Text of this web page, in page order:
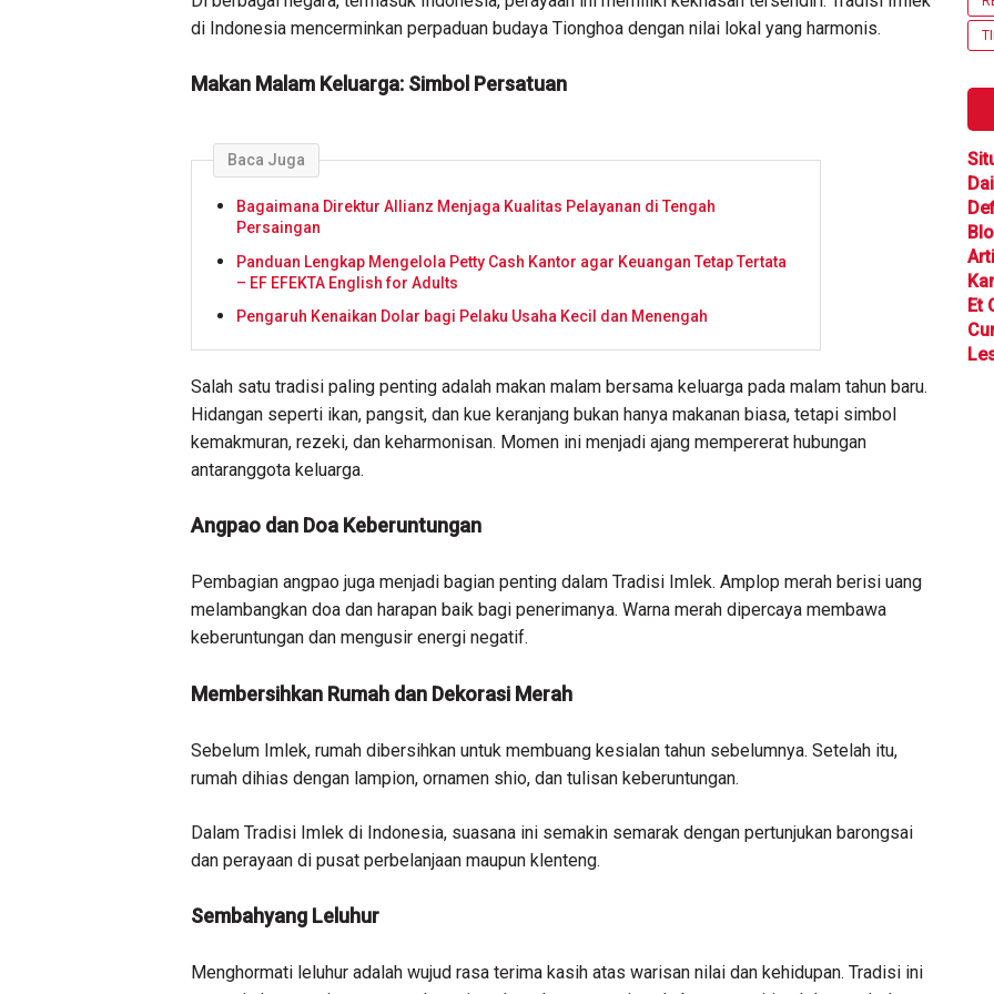
di Indonesia mencerminkan perpaduan budaya Tionghoa dengan nilai lokal yang harmonis.
Makan Malam Keluarga: Simbol Persatuan
Baca Juga
Bagaimana Direktur Allianz Menjaga Kualitas Pelayanan di Tengah
Persaingan
Panduan Lengkap Mengelola Petty Cash Kantor agar Keuangan Tetap Tertata
– EF EFEKTA English for Adults
Pengaruh Kenaikan Dolar bagi Pelaku Usaha Kecil dan Menengah
Salah satu tradisi paling penting adalah makan malam bersama keluarga pada malam tahun baru.
Hidangan seperti ikan, pangsit, dan kue keranjang bukan hanya makanan biasa, tetapi simbol
kemakmuran, rezeki, dan keharmonisan. Momen ini menjadi ajang mempererat hubungan
antaranggota keluarga.
Angpao dan Doa Keberuntungan
Pembagian angpao juga menjadi bagian penting dalam Tradisi Imlek. Amplop merah berisi uang
melambangkan doa dan harapan baik bagi penerimanya. Warna merah dipercaya membawa
keberuntungan dan mengusir energi negatif.
Membersihkan Rumah dan Dekorasi Merah
Sebelum Imlek, rumah dibersihkan untuk membuang kesialan tahun sebelumnya. Setelah itu,
rumah dihias dengan lampion, ornamen shio, dan tulisan keberuntungan.
Dalam Tradisi Imlek di Indonesia, suasana ini semakin semarak dengan pertunjukan barongsai
dan perayaan di pusat perbelanjaan maupun klenteng.
Sembahyang Leluhur
Menghormati leluhur adalah wujud rasa terima kasih atas warisan nilai dan kehidupan. Tradisi ini
Et